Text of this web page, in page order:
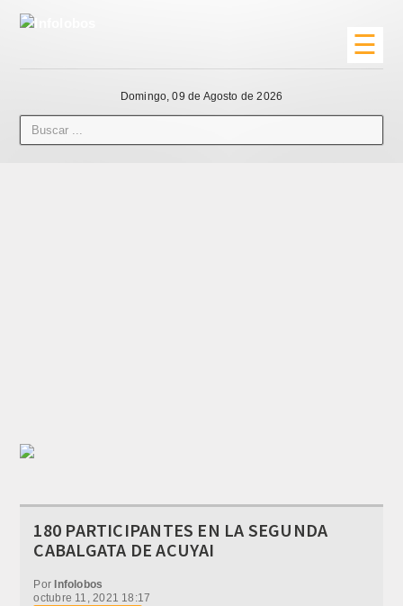
☰
Domingo, 09 de Agosto de 2026
180 PARTICIPANTES EN LA SEGUNDA
CABALGATA DE ACUYAI
Por Infolobos
octubre 11, 2021 18:17